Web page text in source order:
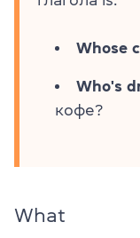
Whose
Who's
кофе?
What